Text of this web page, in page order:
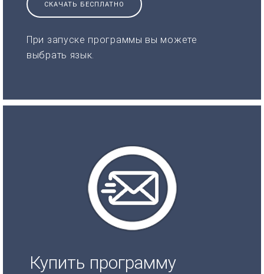
СКАЧАТЬ БЕСПЛАТНО
При запуске программы вы можете
выбрать язык.
Купить программу